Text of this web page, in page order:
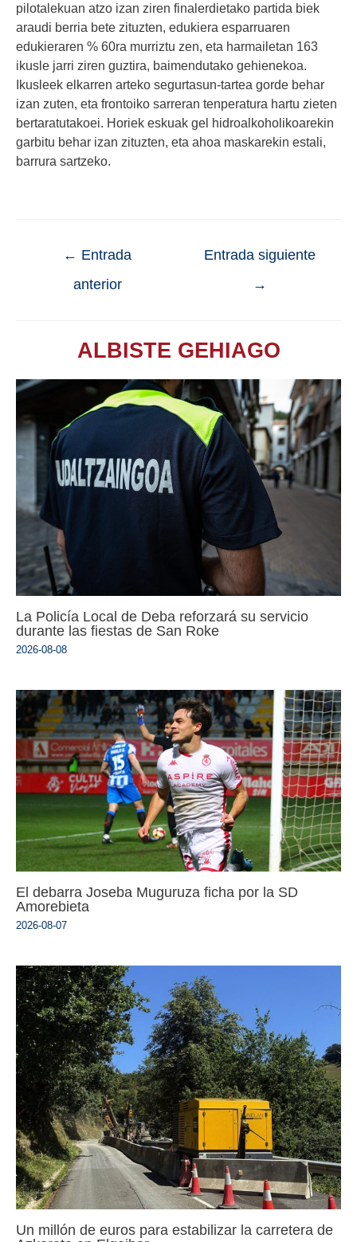
pilotalekuan atzo izan ziren finalerdietako partida biek
araudi berria bete zituzten, edukiera esparruaren
edukieraren % 60ra murriztu zen, eta harmailetan 163
ikusle jarri ziren guztira, baimendutako gehienekoa.
Ikusleek elkarren arteko segurtasun-tartea gorde behar
izan zuten, eta frontoiko sarreran tenperatura hartu zieten
bertaratutakoei. Horiek eskuak gel hidroalkoholikoarekin
garbitu behar izan zituzten, eta ahoa maskarekin estali,
barrura sartzeko.
← Entrada
anterior
Entrada siguiente
→
ALBISTE GEHIAGO
La Policía Local de Deba reforzará su servicio
durante las fiestas de San Roke
2026-08-08
El debarra Joseba Muguruza ficha por la SD
Amorebieta
2026-08-07
Un millón de euros para estabilizar la carretera de